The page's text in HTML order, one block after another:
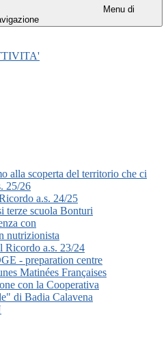
Menu di
alla scoperta del territorio che ci
25/26
a.s. 24/25
terze scuola Bonturi
con
nutrizionista
Ricordo a.s. 23/24
- preparation centre
Matinées Françaises
con la Cooperativa
di Badia Calavena